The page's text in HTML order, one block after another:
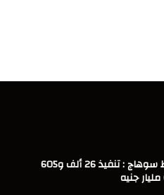
ضمن برنامج “مشروعك”.. محافظ سوهاج : تنفيذ 26 ألف و605